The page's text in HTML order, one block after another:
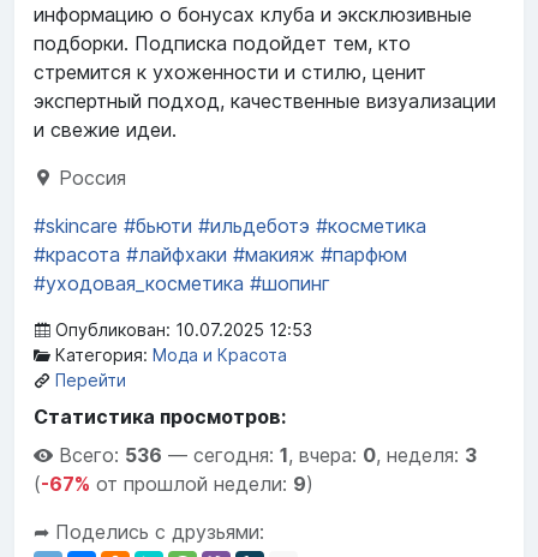
информацию о бонусах клуба и эксклюзивные
подборки. Подписка подойдет тем, кто
стремится к ухоженности и стилю, ценит
экспертный подход, качественные визуализации
и свежие идеи.
Россия
#skincare #бьюти #ильдеботэ #косметика
#красота #лайфхаки #макияж #парфюм
#уходовая_косметика #шопинг
Опубликован: 10.07.2025 12:53
Категория: Мода и Красота
Перейти
Статистика просмотров:
Всего: 536 — сегодня: 1, вчера: 0, неделя: 3
(-67% от прошлой недели: 9)
➦ Поделись с друзьями: